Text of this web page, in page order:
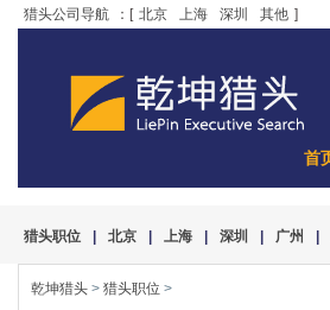
猎头公司导航 ：[ 北京 上海 深圳 其他 ]
首
猎头职位 北京 上海 深圳 广州
乾坤猎头 > 猎头职位 >